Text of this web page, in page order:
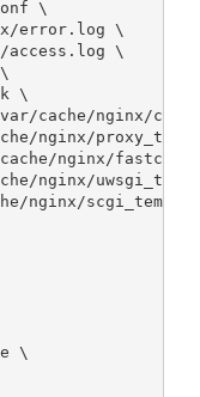
\
error.log \
\
\
cache/nginx/
nginx/
nginx/
nginx/
nginx/scgi_temp \
\